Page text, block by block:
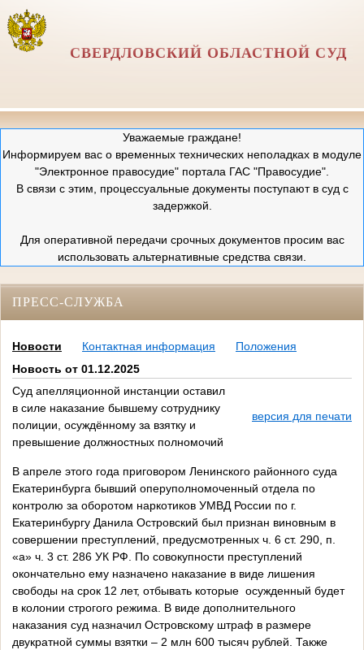
СВЕРДЛОВСКИЙ ОБЛАСТНОЙ СУД
Уважаемые граждане!
Информируем вас о временных технических неполадках в модуле
"Электронное правосудие" портала ГАС "Правосудие".
В связи с этим, процессуальные документы поступают в суд с
задержкой.
Для оперативной передачи срочных документов просим вас
использовать альтернативные средства связи.
ПРЕСС-СЛУЖБА
Новости Контактная информация
Положения
Новость от 01.12.2025
Суд апелляционной инстанции оставил
в силе наказание бывшему сотруднику
полиции, осуждённому за взятку и
превышение должностных полномочий
версия для печати
В апреле этого года приговором Ленинского районного суда
Екатеринбурга бывший оперуполномоченный отдела по
контролю за оборотом наркотиков УМВД России по г.
Екатеринбургу Данила Островский был признан виновным в
совершении преступлений, предусмотренных ч. 6 ст. 290, п.
«а» ч. 3 ст. 286 УК РФ. По совокупности преступлений
окончательно ему назначено наказание в виде лишения
свободы на срок 12 лет, отбывать которые осужденный будет
в колонии строгого режима. В виде дополнительного
наказания суд назначил Островскому штраф в размере
двукратной суммы взятки – 2 млн 600 тысяч рублей. Также